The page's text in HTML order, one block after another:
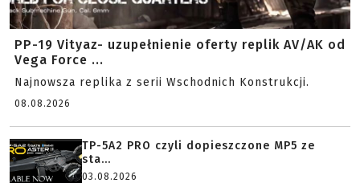
PP-19 Vityaz- uzupełnienie oferty replik AV/AK od
Vega Force ...
Najnowsza replika z serii Wschodnich Konstrukcji.
08.08.2026
TP-5A2 PRO czyli dopieszczone MP5 ze
sta...
03.08.2026